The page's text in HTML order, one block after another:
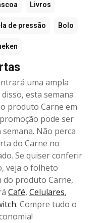
Livros
de pressão Bolo
uma ampla
esta semana
produto Carne em
pode ser
Não perca
do Carne no
Se quiser conferir
veja o folheto
do produto Carne,
Café, Celulares,
. Compre tudo o